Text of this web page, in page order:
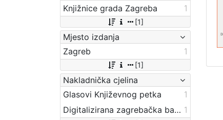
Knjižnice grada Zagreba
1
[1]
Mjesto izdanja
Zagreb
1
[1]
Nakladnička cjelina
Glasovi Književnog petka
1
Digitalizirana zagrebačka baština 1